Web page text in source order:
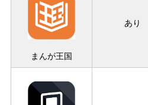
まんが王国
あり